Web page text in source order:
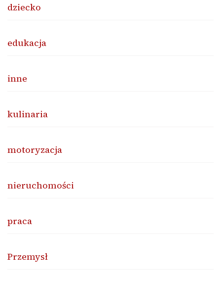
dziecko
edukacja
inne
kulinaria
motoryzacja
nieruchomości
praca
Przemysł